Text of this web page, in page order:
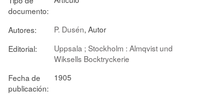
documento:
Autores: P. Dusén, Autor
Editorial:
Uppsala ; Stockholm : Almqvist und
Wiksells Bocktryckerie
Fecha de
publicación:
1905